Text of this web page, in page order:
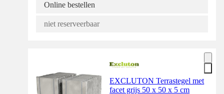
Online bestellen
niet reserveerbaar
EXCLUTON Terrastegel met
facet grijs 50 x 50 x 5 cm